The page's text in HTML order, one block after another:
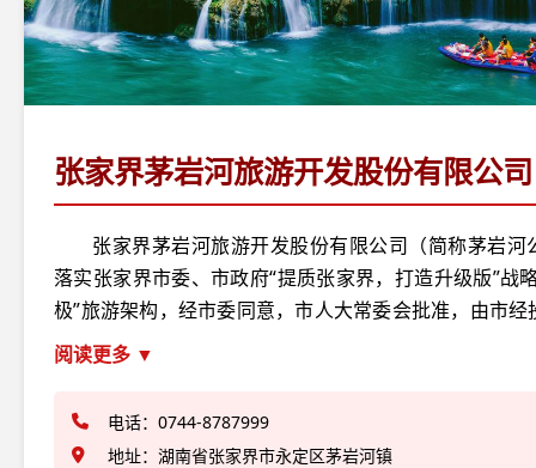
张家界茅岩河旅游开发股份有限公司
张家界茅岩河旅游开发股份有限公司（简称茅岩河
落实张家界市委、市政府“提质张家界，打造升级版”战
极”旅游架构，经市委同意，市人大常委会批准，由市
家界西线旅游开发股份有限公司94.09%的股权后更名成
阅读更多 ▼
电话：0744-8787999
地址：湖南省张家界市永定区茅岩河镇